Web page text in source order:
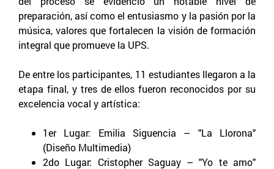
preparación, así como el entusiasmo y la pasión por la
música, valores que fortalecen la visión de formación
integral que promueve la UPS.
De entre los participantes, 11 estudiantes llegaron a la
etapa final, y tres de ellos fueron reconocidos por su
excelencia vocal y artística:
1er Lugar: Emilia Siguencia – "La Llorona"
(Diseño Multimedia)
2do Lugar: Cristopher Saguay – "Yo te amo"